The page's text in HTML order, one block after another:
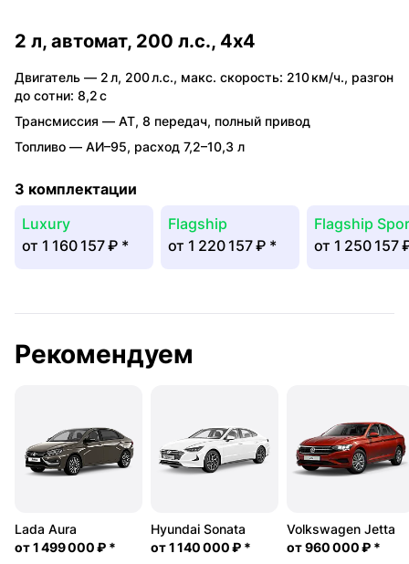
2 л, автомат, 200 л.с., 4x4
Двигатель — 2 л, 200 л.с., макс. скорость: 210 км/ч., разгон
до сотни: 8,2 с
Трансмиссия — AT, 8 передач, полный привод
Топливо — АИ–95, расход 7,2–10,3 л
3 комплектации
Luxury
от 1 160 157 ₽ *
Flagship
от 1 220 157 ₽ *
Flagship
от 1 250 157
Рекомендуем
Lada Aura
от1 499 000 ₽ *
Hyundai Sonata
от1 140 000 ₽ *
Volkswagen Jetta
от960 000 ₽ *